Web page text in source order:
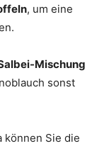
, um eine
Mischung
sonst
können Sie die